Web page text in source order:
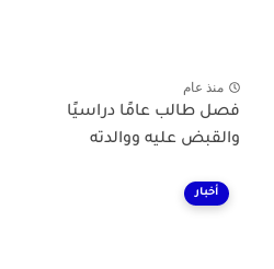
منذ عام
فصل طالب عامًا دراسيًا
والقبض عليه ووالدته
أخبار